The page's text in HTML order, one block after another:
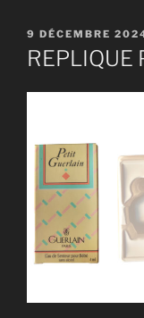
PUBLIÉ
LE
9 DÉCEMBRE
REPLIQUE